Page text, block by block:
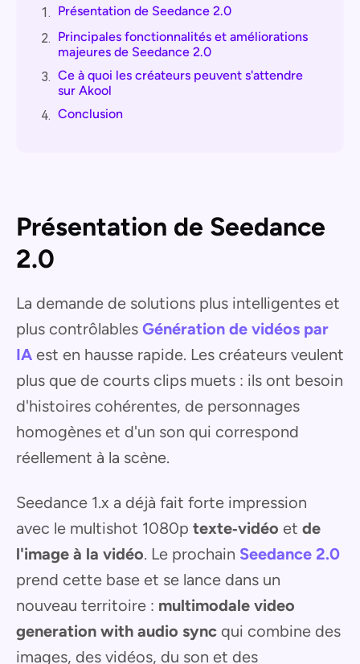
1. Présentation de Seedance 2.0
2. Principales fonctionnalités et améliorations
majeures de Seedance 2.0
3. Ce à quoi les créateurs peuvent s'attendre
sur Akool
4. Conclusion
Présentation de Seedance
2.0
La demande de solutions plus intelligentes et
plus contrôlables Génération de vidéos par
IA est en hausse rapide. Les créateurs veulent
plus que de courts clips muets : ils ont besoin
d'histoires cohérentes, de personnages
homogènes et d'un son qui correspond
réellement à la scène.
Seedance 1.x a déjà fait forte impression
avec le multishot 1080p texte‑vidéo et de
l'image à la vidéo. Le prochain Seedance 2.0
prend cette base et se lance dans un
nouveau territoire : multimodale video
generation with audio sync qui combine des
images, des vidéos, du son et des